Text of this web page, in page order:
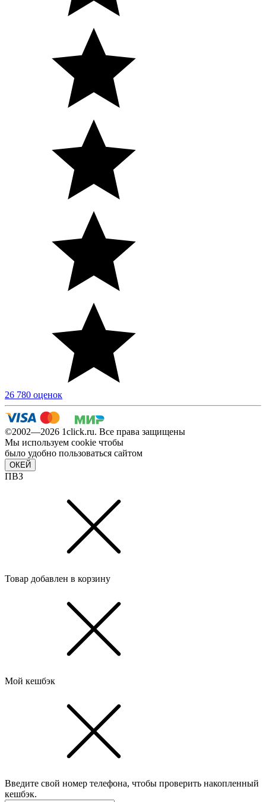
26 780 оценок
©2002—2026 1сlick.ru. Все права защищены
Мы используем cookie чтобы
было удобно пользоваться сайтом
ОКЕЙ
ПВЗ
Товар добавлен в корзину
Мой кешбэк
Введите свой номер телефона, чтобы проверить накопленный
кешбэк.